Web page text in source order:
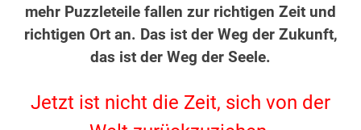
mehr Puzzleteile fallen zur richtigen Zeit und
richtigen Ort an. Das ist der Weg der Zukunft,
das ist der Weg der Seele.
Jetzt ist nicht die Zeit, sich von der